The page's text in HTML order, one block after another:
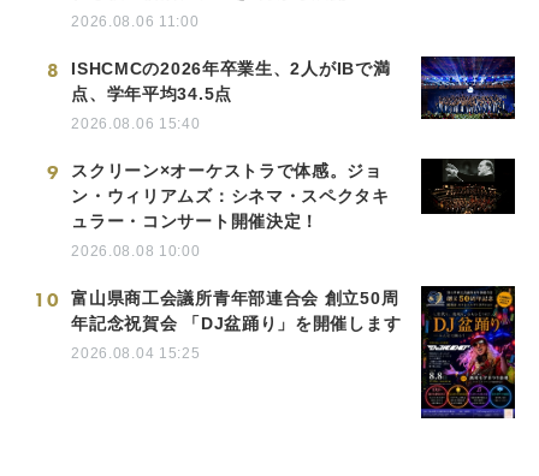
2026.08.06 11:00
8
ISHCMCの2026年卒業生、2人がIBで満
点、学年平均34.5点
2026.08.06 15:40
9
スクリーン×オーケストラで体感。ジョ
ン・ウィリアムズ：シネマ・スペクタキ
ュラー・コンサート開催決定！
2026.08.08 10:00
10
富山県商工会議所青年部連合会 創立50周
年記念祝賀会 「DJ盆踊り」を開催します
2026.08.04 15:25